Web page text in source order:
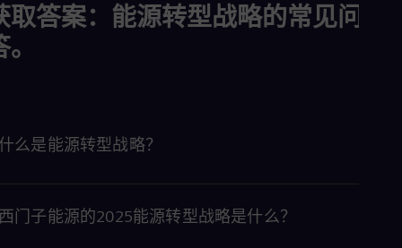
取答案：能源转型战略的常见问题
么是能源转型战略？
门子能源的2025能源转型战略是什么？